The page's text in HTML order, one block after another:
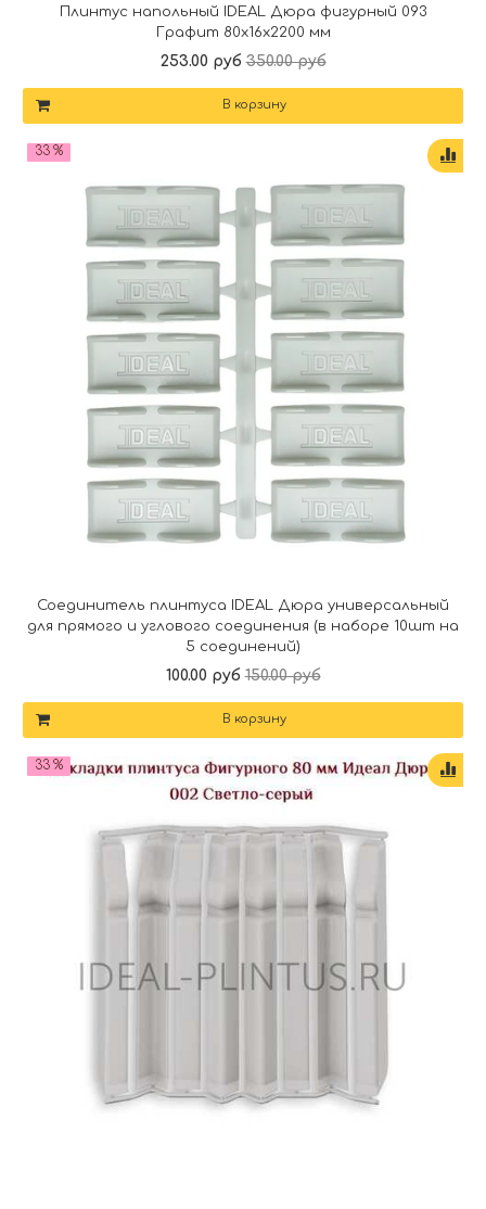
Плинтус напольный IDEAL Дюра фигурный 093
Графит 80x16x2200 мм
253.00 руб 350.00 руб
В корзину
33 %
Соединитель плинтуса IDEAL Дюра универсальный
для прямого и углового соединения (в наборе 10шт на
5 соединений)
100.00 руб 150.00 руб
В корзину
33 %